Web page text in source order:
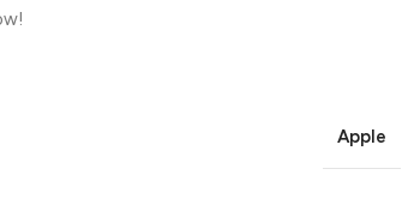
Apple